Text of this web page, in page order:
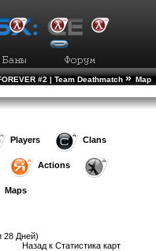
#2 | Team Deathmatch » Map
Players Clans
Actions
Maps
28 Дней)
Назад к Статистика карт